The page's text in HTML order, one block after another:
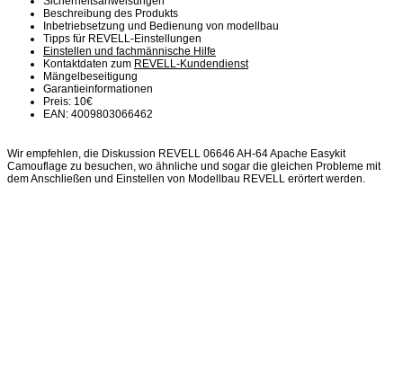
Beschreibung des Produkts
Inbetriebsetzung und Bedienung von modellbau
Tipps für REVELL-Einstellungen
Einstellen und fachmännische Hilfe
Kontaktdaten zum REVELL-Kundendienst
Mängelbeseitigung
Garantieinformationen
Preis: 10€
EAN: 4009803066462
Wir empfehlen, die Diskussion REVELL 06646 AH-64 Apache Easykit
Camouflage zu besuchen, wo ähnliche und sogar die gleichen Probleme mit
dem Anschließen und Einstellen von Modellbau REVELL erörtert werden.